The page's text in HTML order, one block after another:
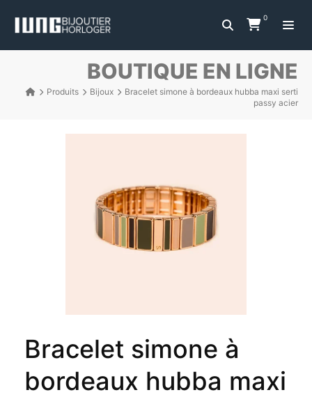
0
BOUTIQUE EN LIGNE
Produits Bijoux
Bracelet simone à bordeaux hubba maxi serti
passy acier
Bracelet simone à
bordeaux hubba maxi